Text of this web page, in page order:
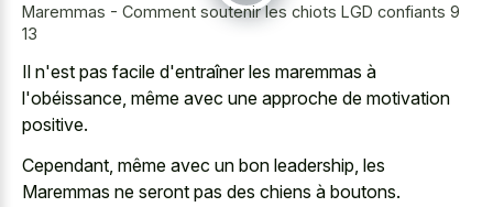
Maremmas - Comment soutenir les chiots LGD confiants 9
13
Il n'est pas facile d'entraîner les maremmas à
l'obéissance, même avec une approche de motivation
positive.
Cependant, même avec un bon leadership, les
Maremmas ne seront pas des chiens à boutons.